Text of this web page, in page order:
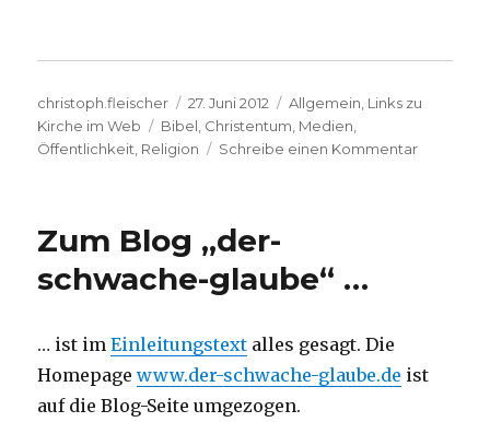
Autor
christoph.fleischer
Veröffentlicht
am
27. Juni 2012 Kategorien
Allgemein Links zu
Kirche im Web
Schlagwörter
Bibel Christentum Medien
Öffentlichkeit Religion Schreibe einen Kommentarzu
Zum Blog „der-
schwache-glaube“ …
… ist imEinleitungstext alles gesagt. Die
Homepagewww.der-schwache-glaube.de ist
auf die Blog-Seite umgezogen.